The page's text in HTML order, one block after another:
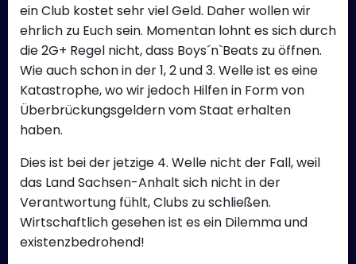
ein Club kostet sehr viel Geld. Daher wollen wir
ehrlich zu Euch sein. Momentan lohnt es sich durch
die 2G+ Regel nicht, dass Boys´n`Beats zu öffnen.
Wie auch schon in der 1, 2 und 3. Welle ist es eine
Katastrophe, wo wir jedoch Hilfen in Form von
Überbrückungsgeldern vom Staat erhalten
haben.
Dies ist bei der jetzige 4. Welle nicht der Fall, weil
das Land Sachsen-Anhalt sich nicht in der
Verantwortung fühlt, Clubs zu schließen.
Wirtschaftlich gesehen ist es ein Dilemma und
existenzbedrohend!